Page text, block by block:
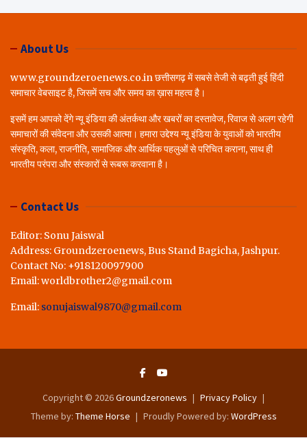
About Us
www.groundzeroenews.co.in छत्तीसगढ़ में सबसे तेजी से बढ़ती हुई हिंदी
समाचार वेबसाइट है, जिसमें सच और समय का ख़ास महत्व है।
इसमें हम आपको देंगे न्यू इंडिया की अंतर्कथा और खबरों का दस्तावेज, रिवाज से अलग रहेगी
समाचारों की संवेदना और उसकी आत्मा। हमारा उद्देश्य न्यू इंडिया के युवाओं को भारतीय
संस्कृति, कला, राजनीति, सामाजिक और आर्थिक पहलुओं से परिचित कराना, साथ ही
भारतीय परंपरा और संस्कारों से रूबरू करवाना है।
Contact Us
Editor: Sonu Jaiswal
Address: Groundzeroenews, Bus Stand Bagicha, Jashpur.
Contact No: +918120097900
Email: worldbrother2@gmail.com
Email: sonujaiswal9870@gmail.com
Copyright © 2026Groundzeronews
Privacy Policy
Theme by: Theme Horse Proudly Powered by: WordPress